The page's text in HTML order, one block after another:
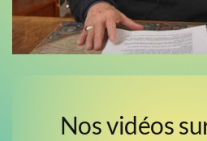
Nos vidéos